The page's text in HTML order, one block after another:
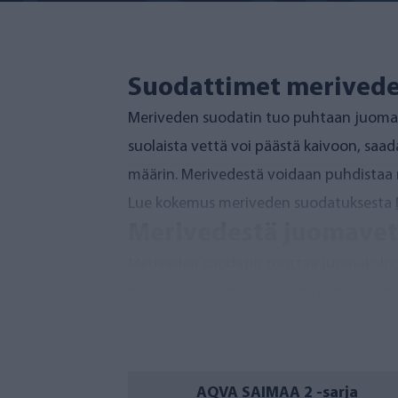
Suodattimet
Meriveden suodatin tuo puhtaan
suolaista vettä voi päästä kaivoon,
määrin. Merivedestä voidaan puhdistaa
Lue kokemus meriveden suodatuksesta
merestä voidaan tehdä käyttämällä
AQVA SAIMAA 2 -sarja